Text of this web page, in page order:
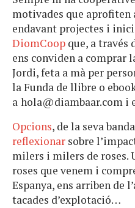
motivades que aprofiten
endavant projectes i
DiomCoop que, a través
ens conviden a comprar
Jordi, feta a mà per
la Funda de llibre o
a hola@diambaar.com i
Opcions, de la seva
reflexionar sobre
milers i milers de roses.
roses que venem i
Espanya, ens arriben de
tacades d’explotació…